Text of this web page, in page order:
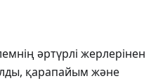
әртүрлі жерлерінен
қарапайым және